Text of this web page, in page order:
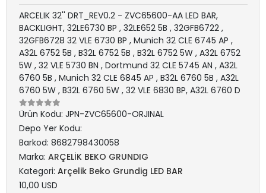
ARCELIK 32'' DRT_REV0.2 - ZVC65600-AA LED BAR,
BACKLIGHT, 32LE6730 BP , 32LE652 5B , 32GFB6722 ,
32GFB6728 32 VLE 6730 BP , Munich 32 CLE 6745 AP ,
A32L 6752 5B , B32L 6752 5B , B32L 6752 5W , A32L 6752
5W , 32 VLE 5730 BN , Dortmund 32 CLE 5745 AN , A32L
6760 5B , Munich 32 CLE 6845 AP , B32L 6760 5B , A32L
6760 5W , B32L 6760 5W , 32 VLE 6830 BP, A32L 6760 D
Ürün Kodu: JPN-ZVC65600-ORJINAL
Depo Yer Kodu:
Barkod: 8682798430058
Marka: ARÇELİK BEKO GRUNDIG
Kategori: Arçelik Beko Grundig LED BAR
10,00 USD